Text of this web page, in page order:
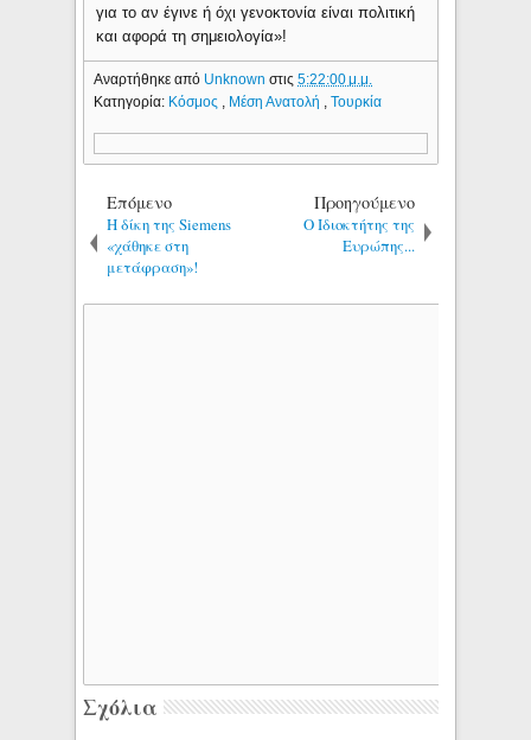
για το αν έγινε ή όχι γενοκτονία είναι πολιτική
και αφορά τη σημειολογία»!
Αναρτήθηκε από Unknownστις5:22:00 μ.μ.
Κατηγορία: Κόσμος Μέση Ανατολή ,Τουρκία
Επόμενο
H δίκη της Siemens
«χάθηκε στη
μετάφραση»!
Προηγούμενο
Ο Ιδιοκτήτης της
Ευρώπης...
Σχόλια